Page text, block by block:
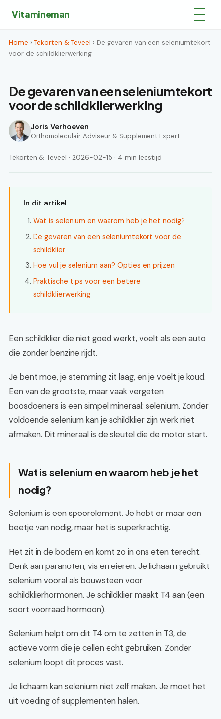
Vitamineman
Home › Tekorten & Teveel › De gevaren van een seleniumtekort
voor de schildklierwerking
De gevaren van een seleniumtekort
voor de schildklierwerking
Joris Verhoeven
Orthomoleculair Adviseur & Supplement Expert
Tekorten & Teveel · 2026-02-15 · 4 min leestijd
In dit artikel
Wat is selenium en waarom heb je het nodig?
De gevaren van een seleniumtekort voor de
schildklier
Hoe vul je selenium aan? Opties en prijzen
Praktische tips voor een betere
schildklierwerking
Een schildklier die niet goed werkt, voelt als een auto
die zonder benzine rijdt.
Je bent moe, je stemming zit laag, en je voelt je koud.
Een van de grootste, maar vaak vergeten
boosdoeners is een simpel mineraal: selenium. Zonder
voldoende selenium kan je schildklier zijn werk niet
afmaken. Dit mineraal is de sleutel die de motor start.
Wat is selenium en waarom heb je het
nodig?
Selenium is een spoorelement. Je hebt er maar een
beetje van nodig, maar het is superkrachtig.
Het zit in de bodem en komt zo in ons eten terecht.
Denk aan paranoten, vis en eieren. Je lichaam gebruikt
selenium vooral als bouwsteen voor
schildklierhormonen. Je schildklier maakt T4 aan (een
soort voorraad hormoon).
Selenium helpt om dit T4 om te zetten in T3, de
actieve vorm die je cellen echt gebruiken. Zonder
selenium loopt dit proces vast.
Je lichaam kan selenium niet zelf maken. Je moet het
uit voeding of supplementen halen.